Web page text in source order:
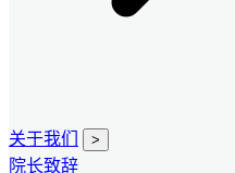
关于我们 >
院长致辞